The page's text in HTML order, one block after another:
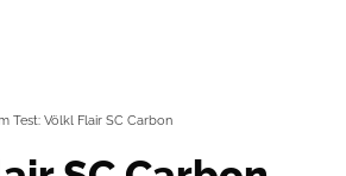
Test: Völkl Flair SC Carbon